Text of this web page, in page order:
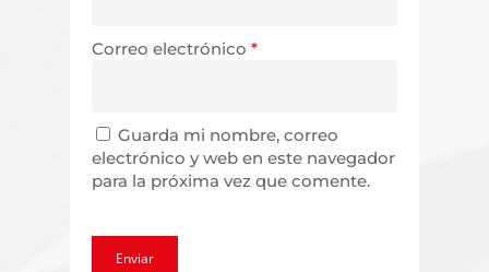
Correo electrónico *
Guarda mi nombre, correo
electrónico y web en este navegador
para la próxima vez que comente.